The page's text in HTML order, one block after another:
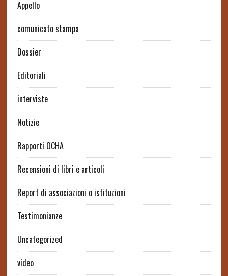
Appello
comunicato stampa
Dossier
Editoriali
interviste
Notizie
Rapporti OCHA
Recensioni di libri e articoli
Report di associazioni o istituzioni
Testimonianze
Uncategorized
video